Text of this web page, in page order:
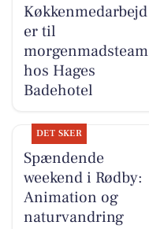
Køkkenmedarbejd
er til
morgenmadsteam
hos Hages
Badehotel
DET SKER
Spændende
weekend i Rødby:
Animation og
naturvandring